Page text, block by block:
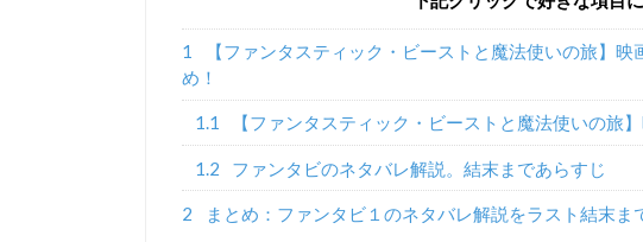
1
【ファンタスティック・ビーストと魔法使いの旅】
め！
1.1 【ファンタスティック・ビーストと魔法使いの旅】
1.2 ファンタビのネタバレ解説。結末まであらすじ
2 まとめ：ファンタビ１のネタバレ解説をラスト結末